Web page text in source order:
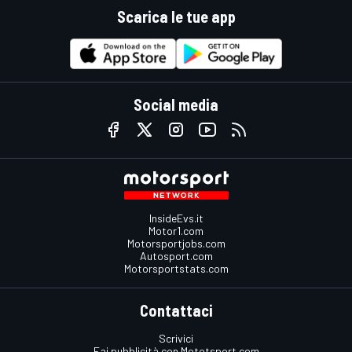
Scarica le tue app
Social media
InsideEvs.it
Motor1.com
Motorsportjobs.com
Autosport.com
Motorsportstats.com
Contattaci
Scrivici